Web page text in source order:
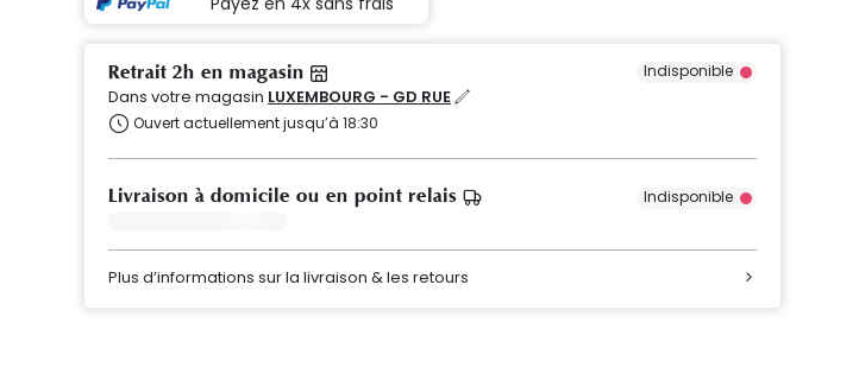
Retrait 2h en magasin Indisponible
Dans votre magasin LUXEMBOURG - GD RUE
Ouvert actuellement jusqu’à 18:30
Livraison à domicile ou en point relais Indisponible
Plus d’informations sur la livraison & les retours